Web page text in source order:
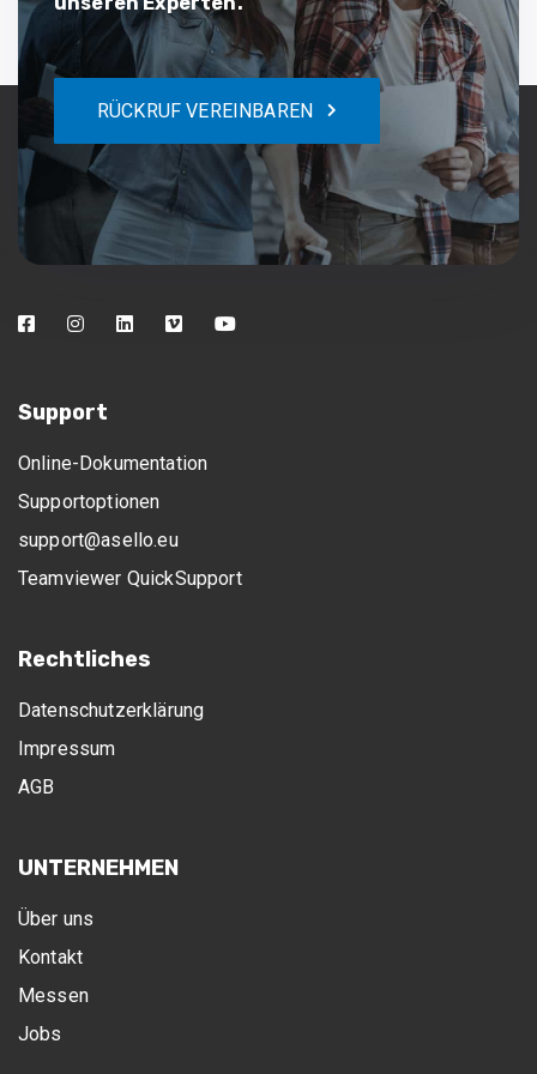
RÜCKRUF VEREINBAREN
Support
Online-Dokumentation
Supportoptionen
support@asello.eu
Teamviewer QuickSupport
Rechtliches
Datenschutzerklärung
Impressum
AGB
UNTERNEHMEN
Über uns
Kontakt
Messen
Jobs